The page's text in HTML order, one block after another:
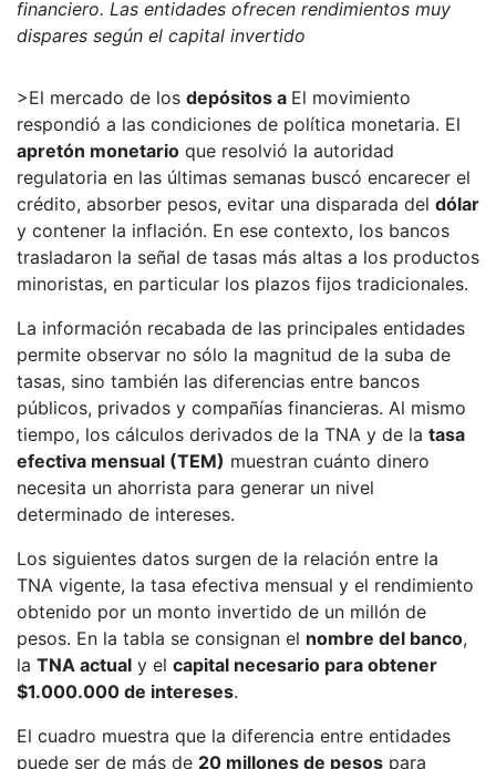
financiero. Las entidades ofrecen rendimientos muy
dispares según el capital invertido
>El mercado de los depósitos a El movimiento
respondió a las condiciones de política monetaria. El
apretón monetario que resolvió la autoridad
regulatoria en las últimas semanas buscó encarecer el
crédito, absorber pesos, evitar una disparada del dólar
y contener la inflación. En ese contexto, los bancos
trasladaron la señal de tasas más altas a los productos
minoristas, en particular los plazos fijos tradicionales.
La información recabada de las principales entidades
permite observar no sólo la magnitud de la suba de
tasas, sino también las diferencias entre bancos
públicos, privados y compañías financieras. Al mismo
tiempo, los cálculos derivados de la TNA y de la tasa
efectiva mensual (TEM) muestran cuánto dinero
necesita un ahorrista para generar un nivel
determinado de intereses.
Los siguientes datos surgen de la relación entre la
TNA vigente, la tasa efectiva mensual y el rendimiento
obtenido por un monto invertido de un millón de
pesos. En la tabla se consignan el nombre del banco,
la TNA actual y el capital necesario para obtener
$1.000.000 de intereses.
El cuadro muestra que la diferencia entre entidades
puede ser de más de 20 millones de pesos para